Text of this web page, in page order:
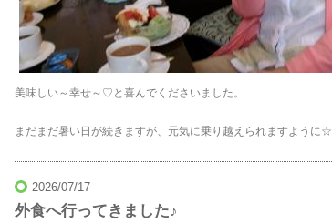
美味しい～幸せ～♡と喜んでくださいました。
まだまだ暑い日が続きますが、元気に乗り越えられますように☆
2026/07/17
外食へ行ってきました♪